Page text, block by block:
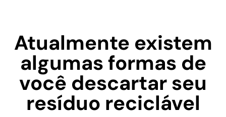
Atualmente existem
algumas formas de
você descartar seu
resíduo reciclável